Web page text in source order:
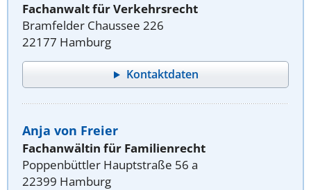
Fachanwalt für Verkehrsrecht
Bramfelder Chaussee 226
22177 Hamburg
Kontaktdaten
Anja von Freier
Fachanwältin für Familienrecht
Poppenbüttler Hauptstraße 56 a
22399 Hamburg